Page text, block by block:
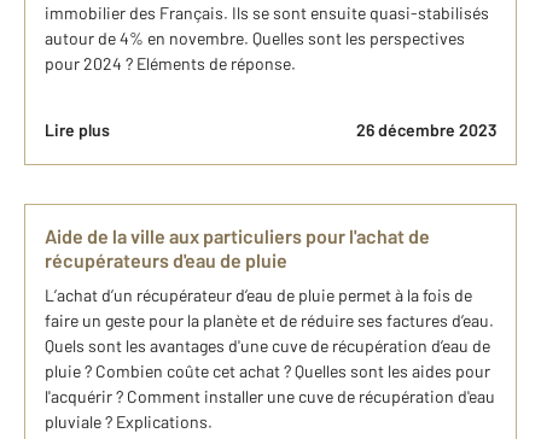
immobilier des Français. Ils se sont ensuite quasi-stabilisés
autour de 4% en novembre. Quelles sont les perspectives
pour 2024 ? Eléments de réponse.
Lire plus 26 décembre 2023
Aide de la ville aux particuliers pour l'achat de
récupérateurs d'eau de pluie
L’achat d’un récupérateur d’eau de pluie permet à la fois de
faire un geste pour la planète et de réduire ses factures d’eau.
Quels sont les avantages d'une cuve de récupération d’eau de
pluie ? Combien coûte cet achat ? Quelles sont les aides pour
l'acquérir ? Comment installer une cuve de récupération d'eau
pluviale ? Explications.